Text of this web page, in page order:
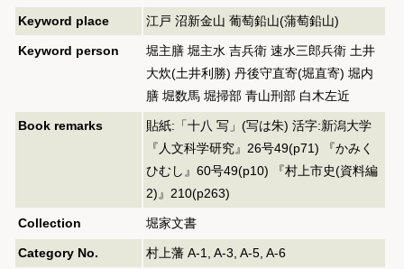
Keyword place 江戸 沼新金山 葡萄鉛山(蒲萄鉛山)
Keyword person
堀主膳 堀主水 吉兵衛 速水三郎兵衛 土井
大炊(土井利勝) 丹後守直寄(堀直寄) 堀内
膳 堀数馬 堀掃部 青山刑部 白木左近
Book remarks
貼紙:「十八 写」(写は朱) 活字:新潟大学
『人文科学研究』26号49(p71) 『かみく
ひむし』60号49(p10) 『村上市史(資料編
2)』210(p263)
Collection 堀家文書
Category No. 村上藩 A-1, A-3, A-5, A-6